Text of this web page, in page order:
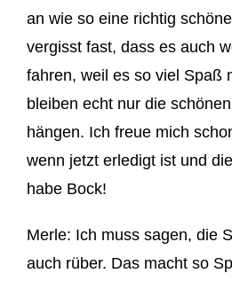
an wie so eine richtig
vergisst fast, dass es auch
fahren, weil es so viel Spaß
bleiben echt nur die
hängen. Ich freue mich sch
wenn jetzt erledigt ist und
habe Bock!
Merle: Ich muss sagen, die
auch rüber. Das macht so